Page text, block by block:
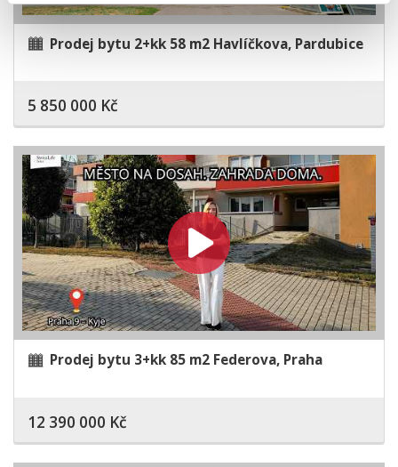
Prodej bytu 2+kk 58 m2 Havlíčkova, Pardubice
5 850 000 Kč
Prodej bytu 3+kk 85 m2 Federova, Praha
12 390 000 Kč